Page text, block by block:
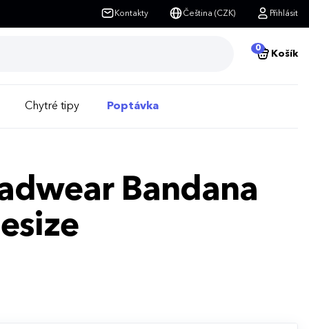
Kontakty Čeština (CZK) Přihlásit
0
Košík
Chytré tipy Poptávka
Bandana